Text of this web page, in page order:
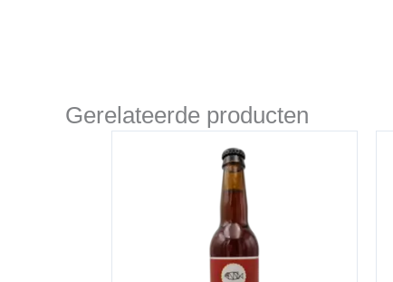
Gerelateerde producten